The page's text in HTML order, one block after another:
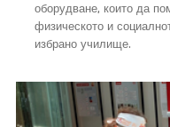
оборудване, които да
физическото и
избрано училище.